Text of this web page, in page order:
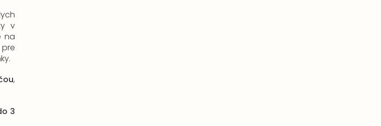
v
na
,
3